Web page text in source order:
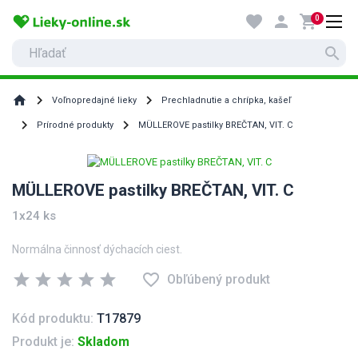
search
favorite person shopping_cart0
home Voľnopredajné lieky Prechladnutie a chrípka, kašeľ
Prírodné produkty MÜLLEROVE pastilky BREČTAN, VIT. C
MÜLLEROVE pastilky BREČTAN, VIT. C
1x24 ks
Normálna činnosť dýchacích ciest.
star star star star star favorite_border Obľúbený produkt
Kód produktu: T17879
Produkt je: Skladom